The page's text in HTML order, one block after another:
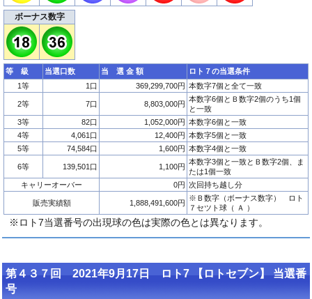
ボーナス数字
等 級 当選口数 当 選 金 額
ロト７の当選条件
1等
1口 369,299,700円 本数字7個と全て一致
2等 7口 8,803,000円
本数字6個とＢ数字2個のうち1個
と一致
3等
82口 1,052,000円 本数字6個と一致
4等
4,061口 12,400円 本数字5個と一致
5等
74,584口 1,600円 本数字4個と一致
6等 139,501口 1,100円
本数字3個と一致とＢ数字2個、ま
たは1個一致
キャリーオーバー
0円 次回持ち越し分
販売実績額 1,888,491,600円
※Ｂ数字（ボーナス数字） ロト
７セツト球（ Ａ ）
※ロト7当選番号の出現球の色は実際の色とは異なります。
第４３７回 2021年9月17日 ロト7 【ロトセブン】 当選番
号